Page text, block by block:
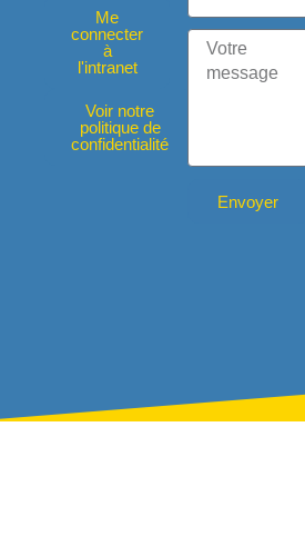
Me
connecter
à
l'intranet
Voir notre
politique de
confidentialité
Envoyer